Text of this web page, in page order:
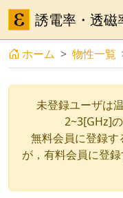
誘電率・透磁
ホーム 物性一覧
未登録ユーザは
2~3[GHz]
無料会員に登録
が，有料会員に登